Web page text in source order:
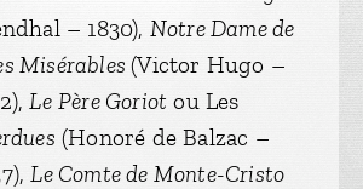
– 1830), Notre Dame de
Misérables(Victor Hugo –
Le Père Goriot ou Les
(Honoré de Balzac –
Le Comte de Monte-Cristo